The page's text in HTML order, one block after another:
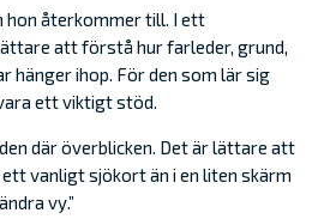
hon återkommer till. I ett
att förstå hur farleder, grund,
hänger ihop. För den som lär sig
ett viktigt stöd.
där överblicken. Det är lättare att
vanligt sjökort än i en liten skärm
vy.”